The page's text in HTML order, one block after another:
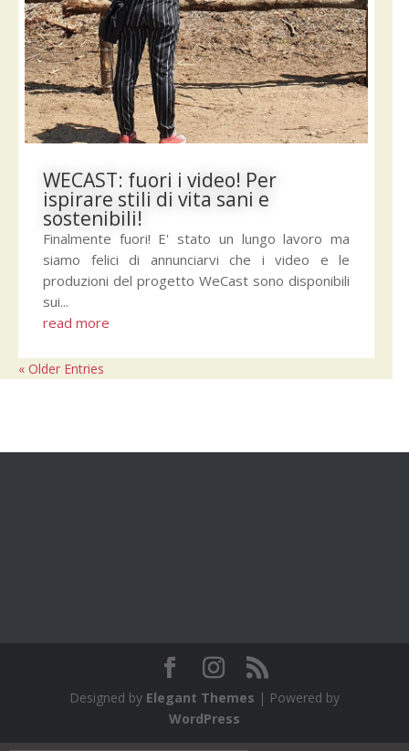
WECAST: fuori i video! Per
ispirare stili di vita sani e
sostenibili!
Finalmente fuori! E' stato un lungo lavoro ma
siamo felici di annunciarvi che i video e le
produzioni del progetto WeCast sono disponibili
sui...
read more
« Older Entries
Designed by Elegant Themes | Powered by
WordPress